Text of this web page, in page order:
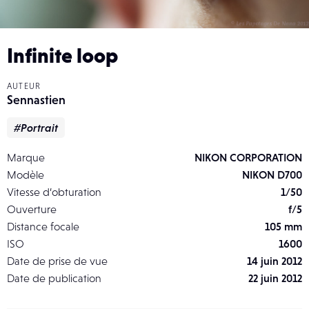
Infinite loop
AUTEUR
Sennastien
#Portrait
Marque
NIKON CORPORATION
Modèle
NIKON D700
Vitesse d’obturation
1/50
Ouverture
f/5
Distance focale
105 mm
ISO
1600
Date de prise de vue
14 juin 2012
Date de publication
22 juin 2012